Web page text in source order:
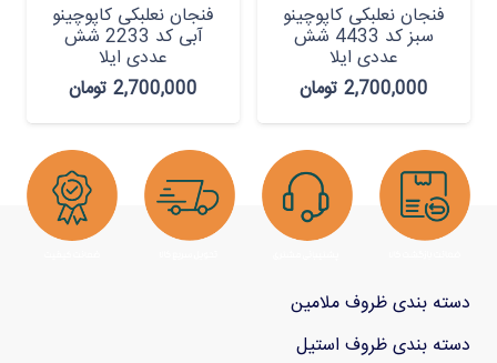
فنجان نعلبکی کاپوچینو
سبز کد 4433 شش
عددی ایلا
2,700,000 تومان
فنجان نعلبکی کاپوچینو
آبی کد 2233 شش
عددی ایلا
2,700,000 تومان
دسته بندی ظروف ملامین
دسته بندی ظروف استیل